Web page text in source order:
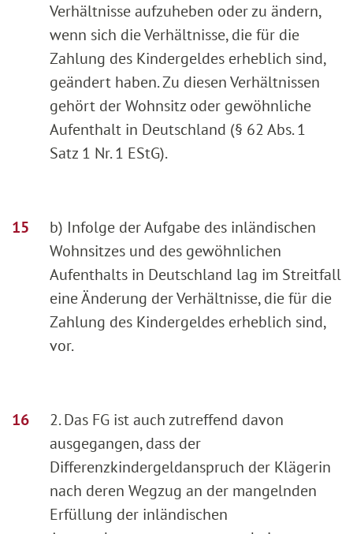
Verhältnisse aufzuheben oder zu ändern,
wenn sich die Verhältnisse, die für die
Zahlung des Kindergeldes erheblich sind,
geändert haben. Zu diesen Verhältnissen
gehört der Wohnsitz oder gewöhnliche
Aufenthalt in Deutschland (§ 62 Abs. 1
Satz 1 Nr. 1 EStG).
b) Infolge der Aufgabe des inländischen
Wohnsitzes und des gewöhnlichen
Aufenthalts in Deutschland lag im Streitfall
eine Änderung der Verhältnisse, die für die
Zahlung des Kindergeldes erheblich sind,
vor.
2. Das FG ist auch zutreffend davon
ausgegangen, dass der
Differenzkindergeldanspruch der Klägerin
nach deren Wegzug an der mangelnden
Erfüllung der inländischen